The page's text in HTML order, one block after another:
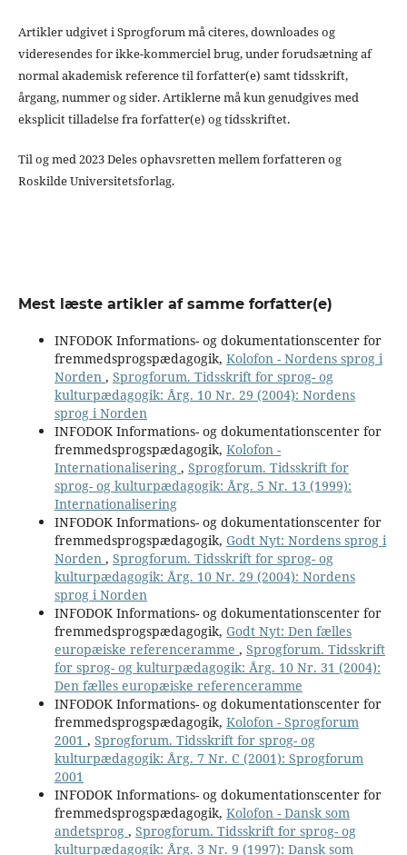
Artikler udgivet i Sprogforum må citeres, downloades og
videresendes for ikke-kommerciel brug, under forudsætning af
normal akademisk reference til forfatter(e) samt tidsskrift,
årgang, nummer og sider. Artiklerne må kun genudgives med
eksplicit tilladelse fra forfatter(e) og tidsskriftet.
Til og med 2023 Deles ophavsretten mellem forfatteren og
Roskilde Universitetsforlag.
Mest læste artikler af samme forfatter(e)
INFODOK Informations- og dokumentationscenter for
fremmedsprogspædagogik, Kolofon - Nordens sprog i
Norden , Sprogforum. Tidsskrift for sprog- og
kulturpædagogik: Årg. 10 Nr. 29 (2004): Nordens
sprog i Norden
INFODOK Informations- og dokumentationscenter for
fremmedsprogspædagogik, Kolofon -
Internationalisering , Sprogforum. Tidsskrift for
sprog- og kulturpædagogik: Årg. 5 Nr. 13 (1999):
Internationalisering
INFODOK Informations- og dokumentationscenter for
fremmedsprogspædagogik, Godt Nyt: Nordens sprog i
Norden , Sprogforum. Tidsskrift for sprog- og
kulturpædagogik: Årg. 10 Nr. 29 (2004): Nordens
sprog i Norden
INFODOK Informations- og dokumentationscenter for
fremmedsprogspædagogik, Godt Nyt: Den fælles
europæiske referenceramme , Sprogforum. Tidsskrift
for sprog- og kulturpædagogik: Årg. 10 Nr. 31 (2004):
Den fælles europæiske referenceramme
INFODOK Informations- og dokumentationscenter for
fremmedsprogspædagogik, Kolofon - Sprogforum
2001 , Sprogforum. Tidsskrift for sprog- og
kulturpædagogik: Årg. 7 Nr. C (2001): Sprogforum
2001
INFODOK Informations- og dokumentationscenter for
fremmedsprogspædagogik, Kolofon - Dansk som
andetsprog , Sprogforum. Tidsskrift for sprog- og
kulturpædagogik: Årg. 3 Nr. 9 (1997): Dansk som